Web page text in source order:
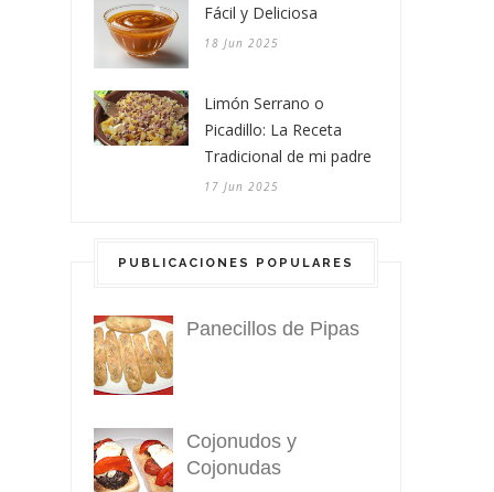
Fácil y Deliciosa
18 Jun 2025
Limón Serrano o
Picadillo: La Receta
Tradicional de mi padre
17 Jun 2025
PUBLICACIONES POPULARES
Panecillos de Pipas
Cojonudos y
Cojonudas